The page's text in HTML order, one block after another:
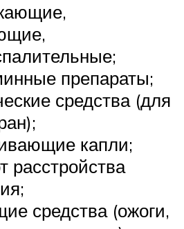
препараты;
средства (для
капли;
расстройства
средства (ожоги,